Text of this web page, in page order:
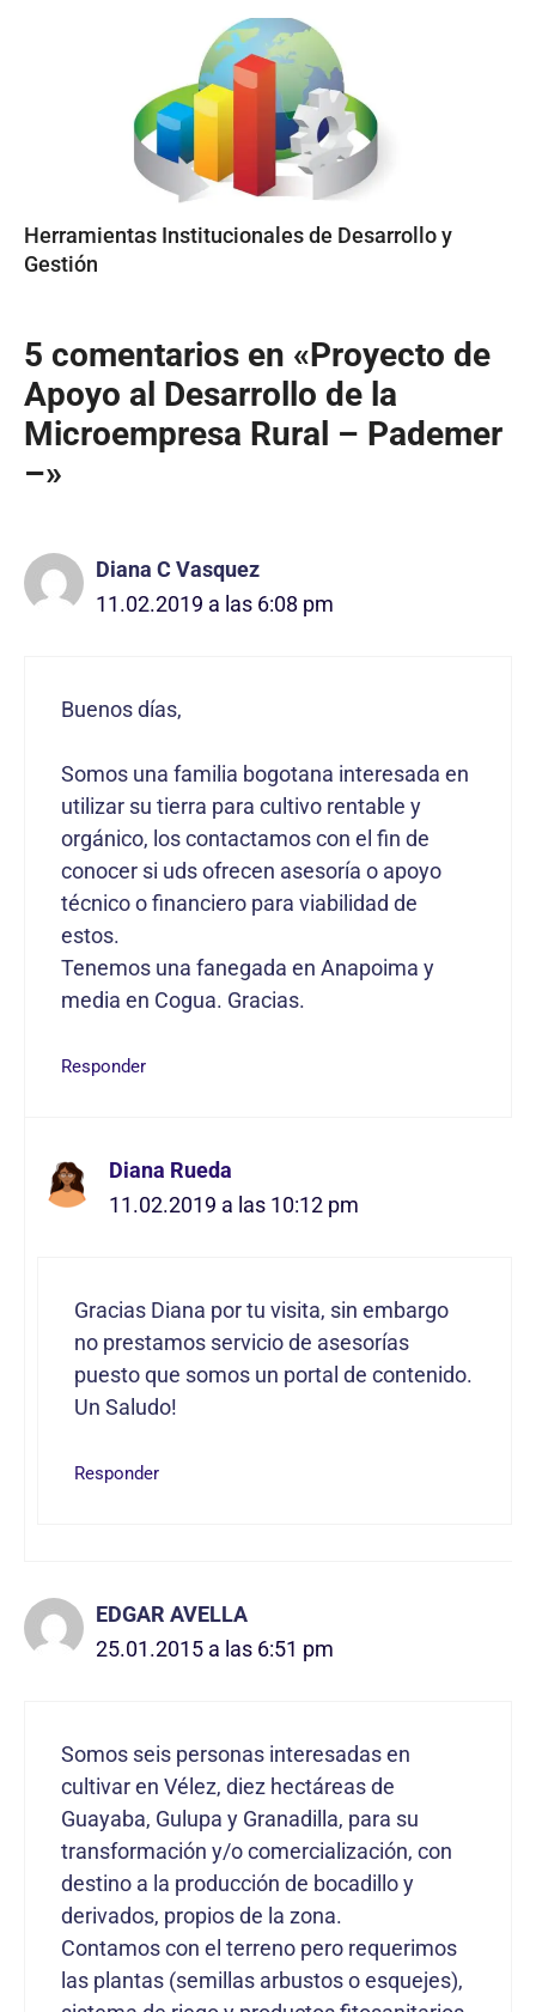
Herramientas Institucionales de Desarrollo y
Gestión
5 comentarios en «Proyecto de
Apoyo al Desarrollo de la
Microempresa Rural – Pademer
–»
Diana C Vasquez
11.02.2019 a las 6:08 pm
Buenos días,
Somos una familia bogotana interesada en
utilizar su tierra para cultivo rentable y
orgánico, los contactamos con el fin de
conocer si uds ofrecen asesoría o apoyo
técnico o financiero para viabilidad de
estos.
Tenemos una fanegada en Anapoima y
media en Cogua. Gracias.
Responder
Diana Rueda
11.02.2019 a las 10:12 pm
Gracias Diana por tu visita, sin embargo
no prestamos servicio de asesorías
puesto que somos un portal de contenido.
Un Saludo!
Responder
EDGAR AVELLA
25.01.2015 a las 6:51 pm
Somos seis personas interesadas en
cultivar en Vélez, diez hectáreas de
Guayaba, Gulupa y Granadilla, para su
transformación y/o comercialización, con
destino a la producción de bocadillo y
derivados, propios de la zona.
Contamos con el terreno pero requerimos
las plantas (semillas arbustos o esquejes),